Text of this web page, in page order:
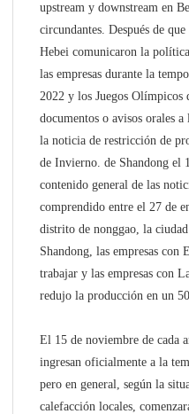
upstream y downstream en
circundantes. Después de
Hebei comunicaron la
las empresas durante la
2022 y los Juegos Olímpicos
documentos o avisos orales a
la noticia de restricción de
de Invierno. de Shandong el
contenido general de las
comprendido entre el 27 de
distrito de nonggao, la
Shandong, las empresas
trabajar y las empresas con
redujo la producción en un
El 15 de noviembre de cada
ingresan oficialmente a la
pero en general, según la
calefacción locales,